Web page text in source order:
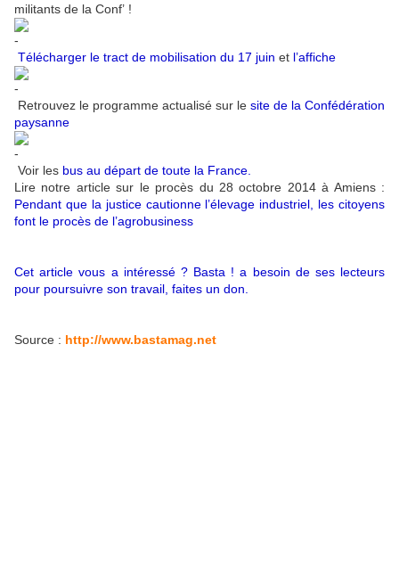
militants de la Conf’ !
Télécharger le tract de mobilisation du 17 juin et l’affiche
Retrouvez le programme actualisé sur le site de la Confédération
paysanne
Voir les bus au départ de toute la France
Lire notre article sur le procès du 28 octobre 2014 à Amiens :
Pendant que la justice cautionne l’élevage industriel, les citoyens
font le procès de l’agrobusiness
Cet article vous a intéressé ? Basta ! a besoin de ses lecteurs
pour poursuivre son travail, faites un don.
Source : http://www.bastamag.net